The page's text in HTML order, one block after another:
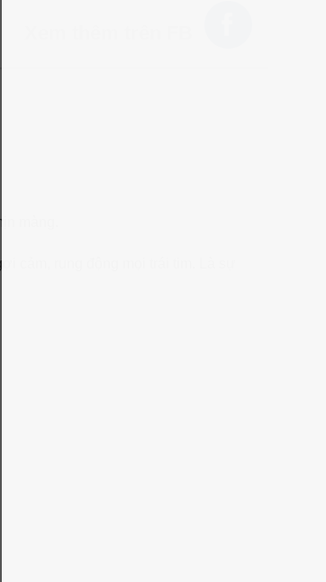
màng.
cảm, rung động mọi trái tim. Là sự